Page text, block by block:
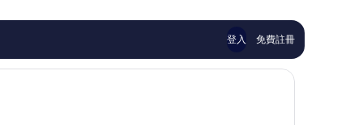
論
論
登入 免費註冊